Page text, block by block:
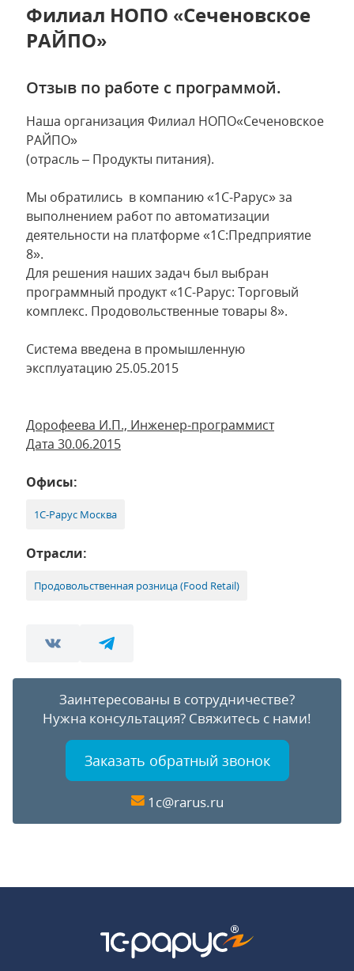
Филиал НОПО «Сеченовское
РАЙПО»
Отзыв по работе с программой.
Наша организация Филиал НОПО«Сеченовское
РАЙПО»
(отрасль – Продукты питания).
Мы обратились в компанию «1С-Рарус» за
выполнением работ по автоматизации
деятельности на платформе «1С:Предприятие
8».
Для решения наших задач был выбран
программный продукт «1С-Рарус: Торговый
комплекс. Продовольственные товары 8».
Система введена в промышленную
эксплуатацию 25.05.2015
Дорофеева И.П., Инженер-программист
Дата 30.06.2015
Офисы:
1С-Рарус Москва
Отрасли:
Продовольственная розница (Food Retail)
Заинтересованы в сотрудничестве?
Нужна консультация? Свяжитесь с нами!
Заказать обратный звонок
1c@rarus.ru